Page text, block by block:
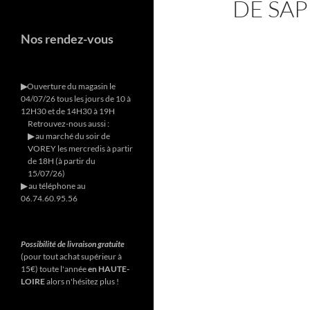
DE
Nos rendez-vous
▶︎Ouverture du magasin le
04/07/26 tous les jours de 10 à
12H30 et de 14H30 à 19H
Retrouvez-nous aussi :
▶︎au marché du soir de
VOREY les mercredis à partir
de 18H (à partir du
15/07/26)
▶︎au téléphone au
06.74.60.95.56
Possibilité de livraison gratuite
(pour tout achat supérieur à
15€) toute l'annéeen HAUTE-
LOIREalors n'hésitez plus !